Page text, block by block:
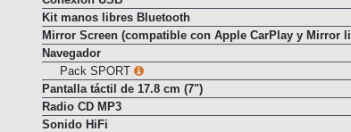
Kit manos libres Bluetooth
Mirror Screen (compatible con Apple CarPlay y Mirror
Navegador
Pack SPORT
Pantalla táctil de 17.8 cm (7")
Radio CD MP3
Sonido HiFi